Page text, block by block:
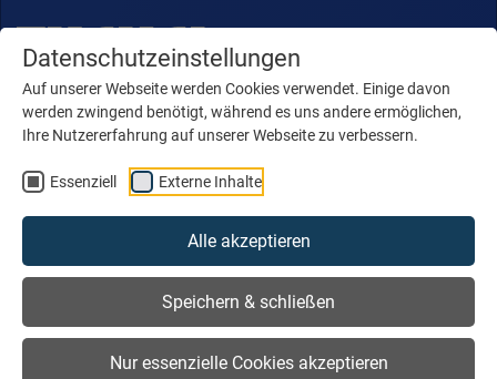
Datenschutzeinstellungen
Auf unserer Webseite werden Cookies verwendet. Einige davon
werden zwingend benötigt, während es uns andere ermöglichen,
Ihre Nutzererfahrung auf unserer Webseite zu verbessern.
Essenziell Externe Inhalte
Alle akzeptieren
Speichern & schließen
Nur essenzielle Cookies akzeptieren